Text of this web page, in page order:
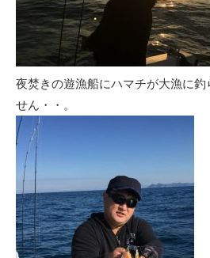
夜焚きの遊漁船にハマチが大漁に釣
せん・・。